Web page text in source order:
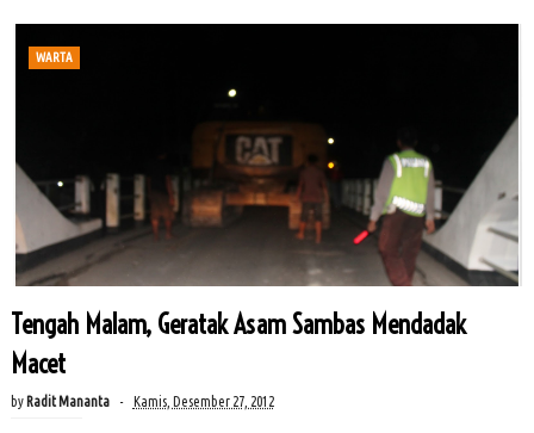
WARTA
Tengah Malam, Geratak Asam Sambas Mendadak
Macet
by Radit Mananta Kamis, Desember 27, 2012